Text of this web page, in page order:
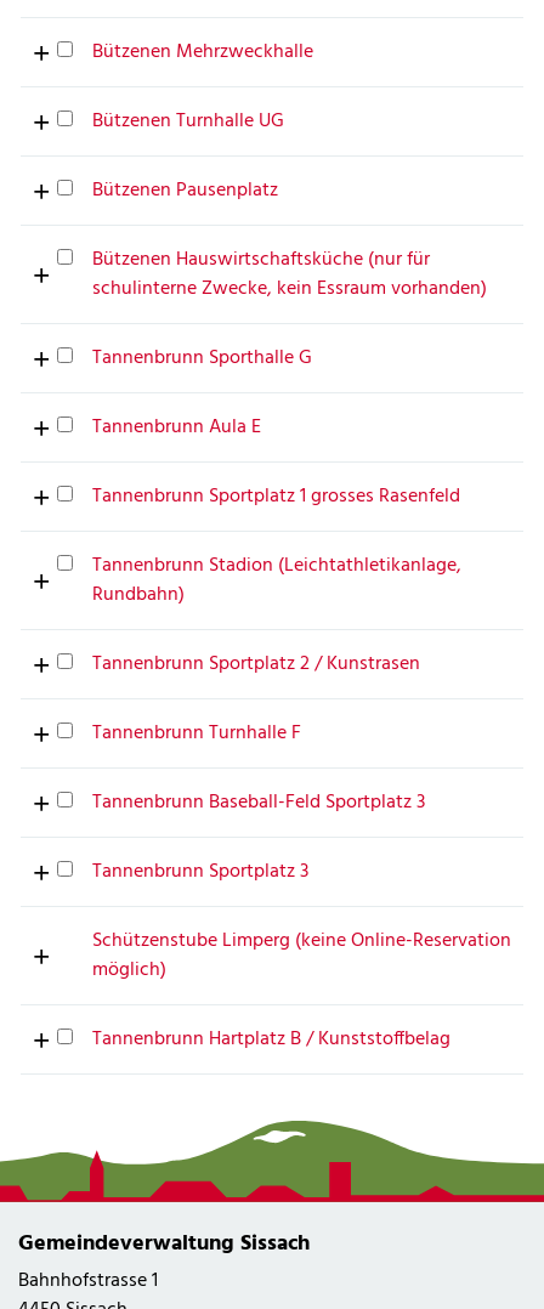
Bützenen Mehrzweckhalle
Bützenen Turnhalle UG
Bützenen Pausenplatz
Bützenen Hauswirtschaftsküche (nur für
schulinterne Zwecke, kein Essraum vorhanden)
Tannenbrunn Sporthalle G
Tannenbrunn Aula E
Tannenbrunn Sportplatz 1 grosses Rasenfeld
Tannenbrunn Stadion (Leichtathletikanlage,
Rundbahn)
Tannenbrunn Sportplatz 2 / Kunstrasen
Tannenbrunn Turnhalle F
Tannenbrunn Baseball-Feld Sportplatz 3
Tannenbrunn Sportplatz 3
Schützenstube Limperg (keine Online-Reservation
möglich)
Tannenbrunn Hartplatz B / Kunststoffbelag
Gemeindeverwaltung Sissach
Bahnhofstrasse 1